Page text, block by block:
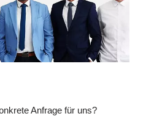
Anfrage für uns?